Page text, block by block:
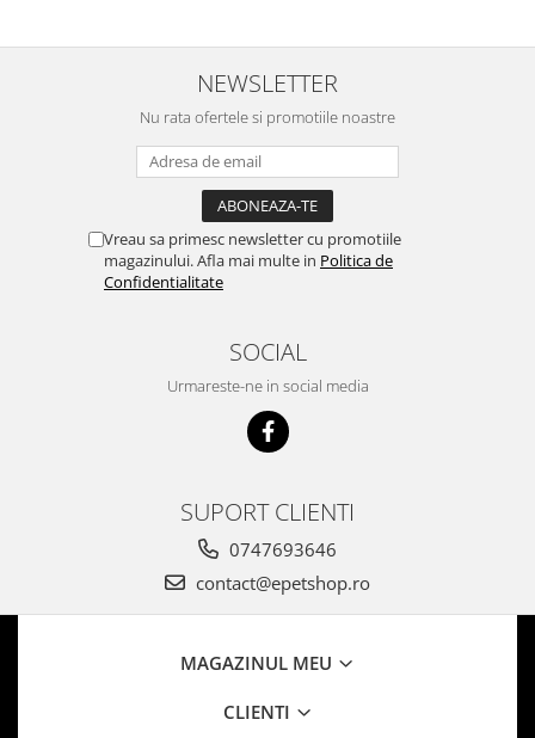
nu o mananca cu placere. Eu
sunt multumit si voi continua cuNEWSLETTER
Nu rata ofertele si promotiile noastre
Vreau sa primesc newsletter cu promotiile
magazinului. Afla mai multe in Politica de
Confidentialitate
SOCIAL
Urmareste-ne in social media
SUPORT CLIENTI
0747693646
contact@epetshop.ro
MAGAZINUL MEU
CLIENTI